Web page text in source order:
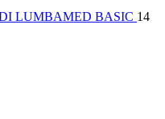
LUMBAMED BASIC 14